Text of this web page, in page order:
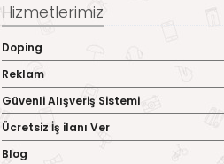
Hizmetlerimiz
Doping
Reklam
Güvenli Alışveriş Sistemi
Ücretsiz İş ilanı Ver
Blog